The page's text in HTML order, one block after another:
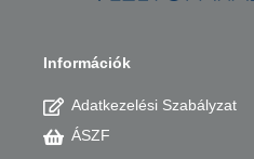
Információk
Adatkezelési Szabályzat
ÁSZF